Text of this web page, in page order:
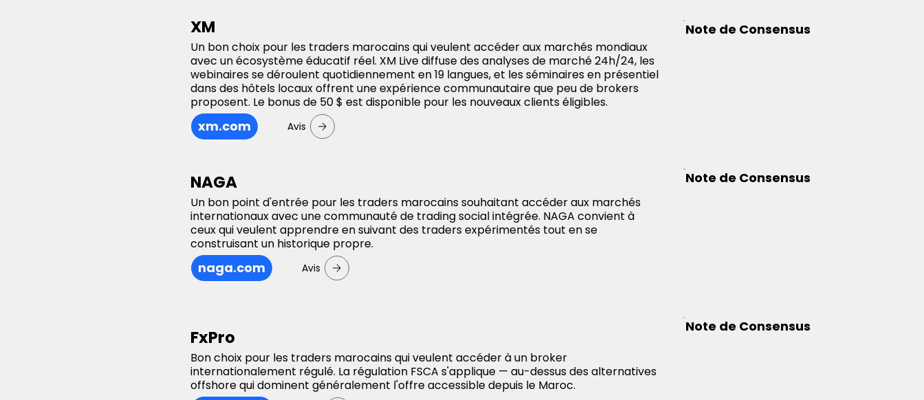
XM
Un bon choix pour les traders marocains qui veulent accéder aux marchés mondiaux
avec un écosystème éducatif réel. XM Live diffuse des analyses de marché 24h/24, les
webinaires se déroulent quotidiennement en 19 langues, et les séminaires en présentiel
dans des hôtels locaux offrent une expérience communautaire que peu de brokers
proposent. Le bonus de 50 $ est disponible pour les nouveaux clients éligibles.
xm.com Avis
Note de Consensus
NAGA
Un bon point d'entrée pour les traders marocains souhaitant accéder aux marchés
internationaux avec une communauté de trading social intégrée. NAGA convient à
ceux qui veulent apprendre en suivant des traders expérimentés tout en se
construisant un historique propre.
naga.com Avis
Note de Consensus
FxPro
Bon choix pour les traders marocains qui veulent accéder à un broker
internationalement régulé. La régulation FSCA s'applique — au-dessus des alternatives
offshore qui dominent généralement l'offre accessible depuis le Maroc.
Note de Consensus